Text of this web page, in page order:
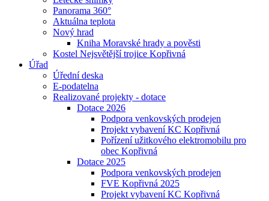
Panorama 360°
Aktuálna teplota
Nový hrad
Kniha Moravské hrady a pověsti
Kostel Nejsvětější trojice Kopřivná
Úřad
Úřední deska
E-podatelna
Realizované projekty - dotace
Dotace 2026
Podpora venkovských prodejen
Projekt vybavení KC Kopřivná
Pořízení užitkového elektromobilu pro
obec Kopřivná
Dotace 2025
Podpora venkovských prodejen
FVE Kopřivná 2025
Projekt vybavení KC Kopřivná